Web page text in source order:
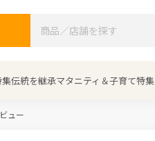
集伝統を継承マタニティ＆子育て特集
ュー